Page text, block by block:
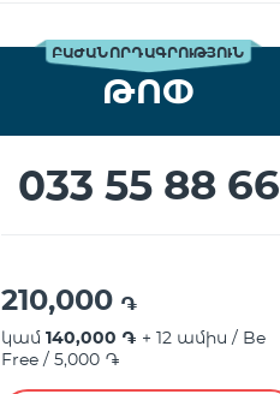
ԲԱԺԱՆՈՐԴԱԳՐՈՒԹՅՈՒՆ
ԹՈՓ
033 55 88 66
210,000 ֏
կամ 140,000 ֏ + 12 ամիս / Be
Free / 5,000 ֏